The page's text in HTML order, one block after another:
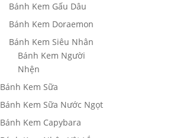
Bánh Kem Gấu Dâu
Bánh Kem Doraemon
Bánh Kem Siêu Nhân
Bánh Kem Người
Nhện
Bánh Kem Sữa
Bánh Kem Sữa Nước Ngọt
Bánh Kem Capybara